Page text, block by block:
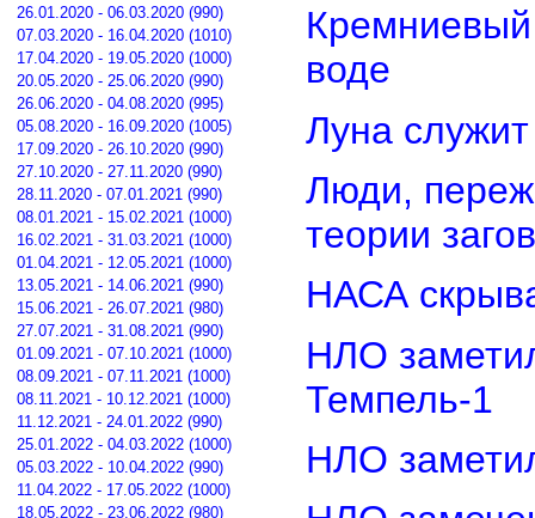
26.01.2020 - 06.03.2020 (990)
07.03.2020 - 16.04.2020 (1010)
17.04.2020 - 19.05.2020 (1000)
20.05.2020 - 25.06.2020 (990)
26.06.2020 - 04.08.2020 (995)
05.08.2020 - 16.09.2020 (1005)
17.09.2020 - 26.10.2020 (990)
27.10.2020 - 27.11.2020 (990)
28.11.2020 - 07.01.2021 (990)
08.01.2021 - 15.02.2021 (1000)
16.02.2021 - 31.03.2021 (1000)
01.04.2021 - 12.05.2021 (1000)
13.05.2021 - 14.06.2021 (990)
15.06.2021 - 26.07.2021 (980)
27.07.2021 - 31.08.2021 (990)
01.09.2021 - 07.10.2021 (1000)
08.09.2021 - 07.11.2021 (1000)
08.11.2021 - 10.12.2021 (1000)
11.12.2021 - 24.01.2022 (990)
25.01.2022 - 04.03.2022 (1000)
05.03.2022 - 10.04.2022 (990)
11.04.2022 - 17.05.2022 (1000)
18.05.2022 - 23.06.2022 (980)
воде
Луна
Люди,
теории
НАСА
НЛО
Темпель-1
НЛО